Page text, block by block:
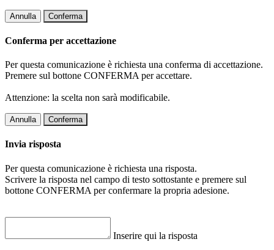
Annulla Conferma
Conferma per accettazione
Per questa comunicazione è richiesta una conferma di accettazione.
Premere sul bottone CONFERMA per accettare.
Attenzione: la scelta non sarà modificabile.
Annulla Conferma
Invia risposta
Per questa comunicazione è richiesta una risposta.
Scrivere la risposta nel campo di testo sottostante e premere sul
bottone CONFERMA per confermare la propria adesione.
Inserire qui la risposta